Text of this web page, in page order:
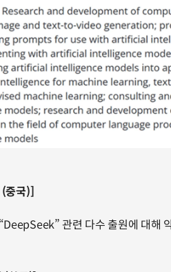
중국)]
관련 다수 출원에 대해